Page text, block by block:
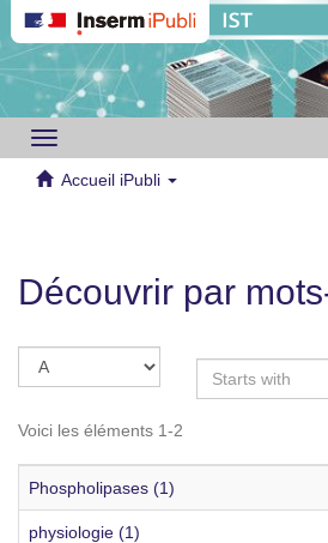
Toggle
navigation
Accueil iPubli
Découvrir par
Voici les éléments 1-2
Phospholipases (1)
physiologie (1)